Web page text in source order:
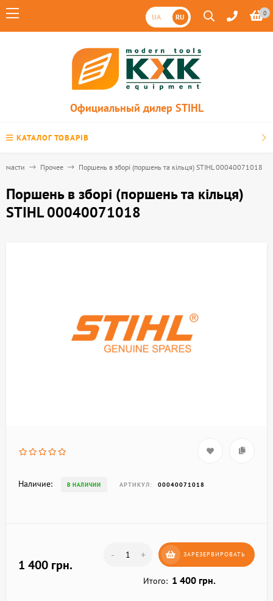
UA RU 0
Официальный дилер STIHL
КАТАЛОГ ТОВАРІВ
Прочее Поршень в зборі (поршень та кільця) STIHL 00040071018
Поршень в зборі (поршень та кільця)
STIHL 00040071018
Наличие: В НАЛИЧИИ АРТИКУЛ: 00040071018
1 400 грн.
- + ЗАРЕЗЕРВИРОВАТЬ
Итого: 1 400 грн.